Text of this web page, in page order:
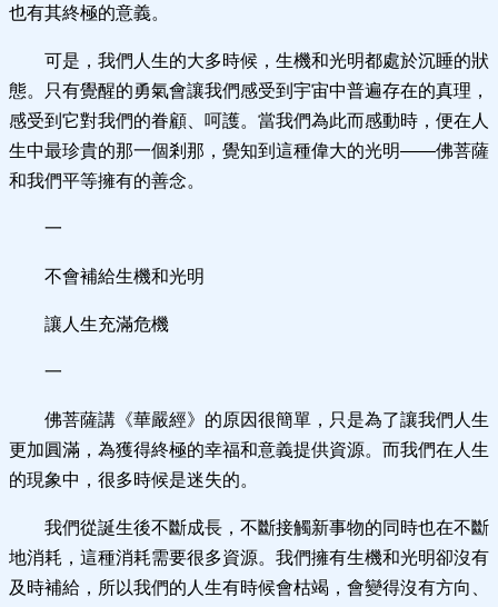
也有其終極的意義。
可是，我們人生的大多時候，生機和光明都處於沉睡的狀
態。只有覺醒的勇氣會讓我們感受到宇宙中普遍存在的真理，
感受到它對我們的眷顧、呵護。當我們為此而感動時，便在人
生中最珍貴的那一個剎那，覺知到這種偉大的光明——佛菩薩
和我們平等擁有的善念。
一
不會補給生機和光明
讓人生充滿危機
一
佛菩薩講《華嚴經》的原因很簡單，只是為了讓我們人生
更加圓滿，為獲得終極的幸福和意義提供資源。而我們在人生
的現象中，很多時候是迷失的。
我們從誕生後不斷成長，不斷接觸新事物的同時也在不斷
地消耗，這種消耗需要很多資源。我們擁有生機和光明卻沒有
及時補給，所以我們的人生有時候會枯竭，會變得沒有方向、